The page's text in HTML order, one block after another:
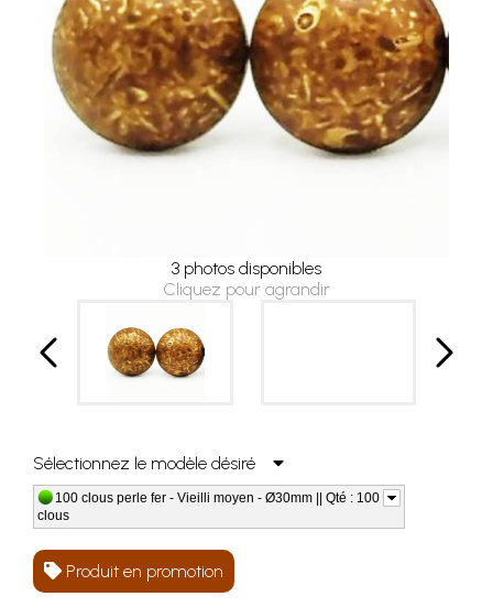
3 photos disponibles
Cliquez pour agrandir
Sélectionnez le modèle désiré
100 clous perle fer - Vieilli moyen - Ø30mm || Qté : 100
clous
Produit en promotion